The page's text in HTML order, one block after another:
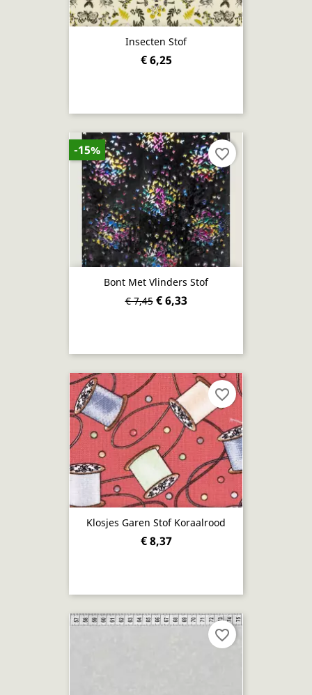
Insecten Stof
€ 6,25
Bont Met Vlinders Stof
€ 7,45 € 6,33
-15% favorite_border
Klosjes Garen Stof Koraalrood
€ 8,37
favorite_border
favorite_border